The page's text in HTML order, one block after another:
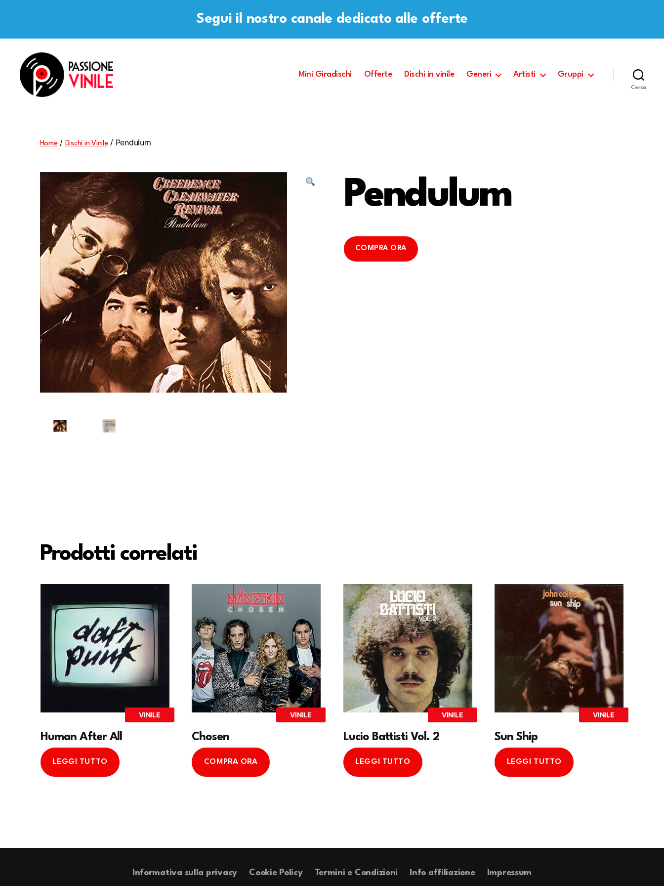
Segui il nostro canale dedicato alle offerte
Mini Giradischi Offerte Dischi in vinile Generi Artisti Gruppi
Cerca
Home/ Dischi in Vinile/ Pendulum
Pendulum
COMPRA ORA
Prodotti correlati
VINILE
Human After All
LEGGI TUTTO
VINILE
Chosen
COMPRA ORA
VINILE
Lucio Battisti Vol. 2
LEGGI TUTTO
VINILE
Sun Ship
LEGGI TUTTO
Informativa sulla privacy Cookie Policy Termini e Condizioni Info affiliazione Impressum